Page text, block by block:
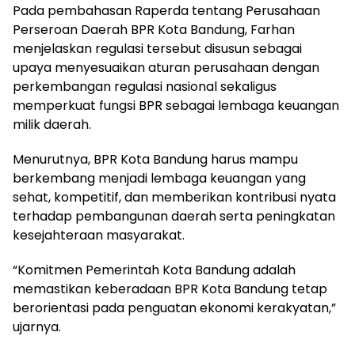
Pada pembahasan Raperda tentang Perusahaan
Perseroan Daerah BPR Kota Bandung, Farhan
menjelaskan regulasi tersebut disusun sebagai
upaya menyesuaikan aturan perusahaan dengan
perkembangan regulasi nasional sekaligus
memperkuat fungsi BPR sebagai lembaga keuangan
milik daerah.
Menurutnya, BPR Kota Bandung harus mampu
berkembang menjadi lembaga keuangan yang
sehat, kompetitif, dan memberikan kontribusi nyata
terhadap pembangunan daerah serta peningkatan
kesejahteraan masyarakat.
“Komitmen Pemerintah Kota Bandung adalah
memastikan keberadaan BPR Kota Bandung tetap
berorientasi pada penguatan ekonomi kerakyatan,”
ujarnya.